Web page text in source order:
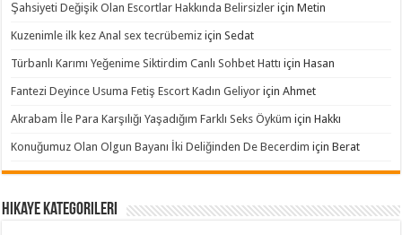
Şahsiyeti Değişik Olan Escortlar Hakkında Belirsizler içinMetin
Kuzenimle ilk kez Anal sex tecrübemiz içinSedat
Türbanlı Karımı Yeğenime Siktirdim Canlı Sohbet Hattı içinHasan
Fantezi Deyince Usuma Fetiş Escort Kadın Geliyor içinAhmet
Akrabam İle Para Karşılığı Yaşadığım Farklı Seks Öyküm içinHakkı
Konuğumuz Olan Olgun Bayanı İki Deliğinden De Becerdim içinBerat
Hikaye Kategorileri